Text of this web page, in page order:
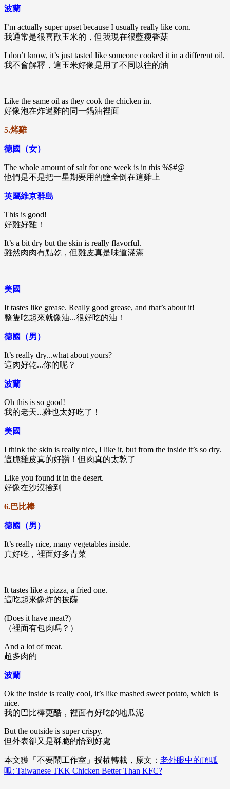
波蘭
I’m actually super upset because I usually really like corn.
我通常是很喜歡玉米的，但我現在很藍瘦香菇
I don’t know, it’s just tasted like someone cooked it in a different oil.
我不會解釋，這玉米好像是用了不同以往的油
Like the same oil as they cook the chicken in.
好像泡在炸過雞的同一鍋油裡面
5.烤雞
德國（女）
The whole amount of salt for one week is in this %$#@
他們是不是把一星期要用的鹽全倒在這雞上
英屬維京群島
This is good!
好雞好雞！
It’s a bit dry but the skin is really flavorful.
雖然肉肉有點乾，但雞皮真是味道滿滿
美國
It tastes like grease. Really good grease, and that’s about it!
整隻吃起來就像油...很好吃的油！
德國（男）
It’s really dry...what about yours?
這肉好乾...你的呢？
波蘭
Oh this is so good!
我的老天...雞也太好吃了！
美國
I think the skin is really nice, I like it, but from the inside it’s so dry.
這脆雞皮真的好讚！但肉真的太乾了
Like you found it in the desert.
好像在沙漠撿到
6.巴比棒
德國（男）
It’s really nice, many vegetables inside.
真好吃，裡面好多青菜
It tastes like a pizza, a fried one.
這吃起來像炸的披薩
(Does it have meat?)
（裡面有包肉嗎？）
And a lot of meat.
超多肉的
波蘭
Ok the inside is really cool, it’s like mashed sweet potato, which is
nice.
我的巴比棒更酷，裡面有好吃的地瓜泥
But the outside is super crispy.
但外表卻又是酥脆的恰到好處
本文獲「不要鬧工作室」授權轉載，原文： 老外眼中的頂呱
呱: Taiwanese TKK Chicken Better Than KFC?